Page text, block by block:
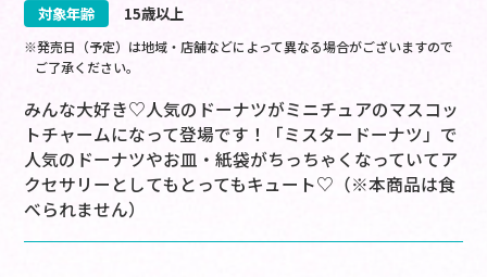
対象年齢
15歳以上
※発売日（予定）は地域・店舗などによって異なる場合がございますので
ご了承ください。
みんな大好き♡人気のドーナツがミニチュアのマスコッ
トチャームになって登場です！「ミスタードーナツ」で
人気のドーナツやお皿・紙袋がちっちゃくなっていてア
クセサリーとしてもとってもキュート♡（※本商品は食
べられません）